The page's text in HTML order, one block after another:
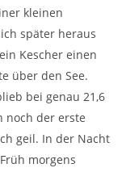
kleinen
später heraus
Kescher einen
über den See.
bei genau 21,6
noch der erste
geil. In der Nacht
morgens